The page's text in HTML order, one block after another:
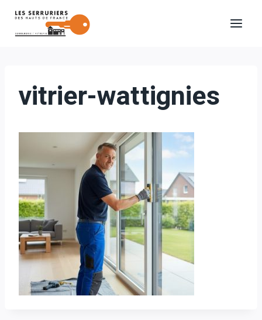
Aller
vitrier-wattignies